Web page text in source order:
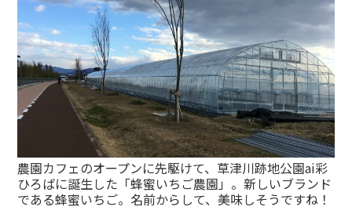
農園カフェのオープンに先駆けて、草津川跡地公園ai彩
ひろばに誕生した「蜂蜜いちご農園」。新しいブランド
である蜂蜜いちご。名前からして、美味しそうですね！